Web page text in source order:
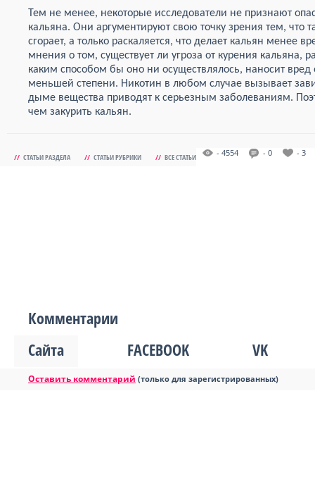
Тем не менее, некоторые исследователи не признают
кальяна. Они аргументируют свою точку зрения тем, что
сгорает, а только раскаляется, что делает кальян менее
мнения о том, существует ли угроза от курения кальяна,
каким способом бы оно ни осуществлялось, наносит
меньшей степени. Никотин в любом случае вызывает
дыме вещества приводят к серьезным заболеваниям.
чем закурить кальян.
// СТАТЬИ РАЗДЕЛА // СТАТЬИ РУБРИКИ // ВСЕ СТАТЬИ - 4554 - 0 - 3
Комментарии
Сайта
FACEBOOK VK
Оставить комментарий (только для зарегистрированных)